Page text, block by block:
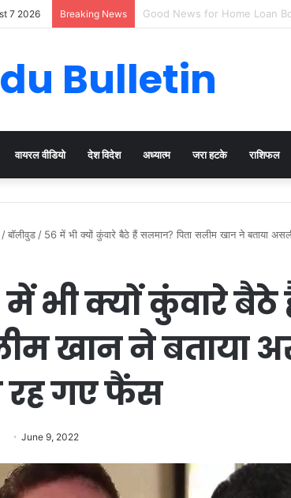
7 2026 Breaking News Cervical Cancer Prevention
Bulletin
वायरल वीडियो देश विदेश अध्यात्म जरा हटके राशिफल
/बॉलीवुड / 56 में भी क्यों कुंवारे बैठे हैं सलमान? पिता सलीम खान ने बताया
भी क्यों कुंवारे बैठे
खान ने बताया
रह गए फैंस
June 9, 2022